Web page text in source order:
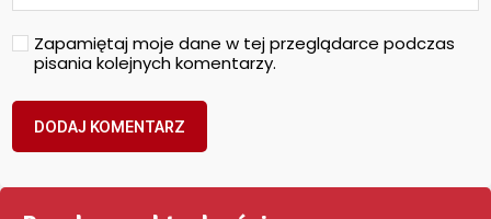
Zapamiętaj moje dane w tej przeglądarce podczas
pisania kolejnych komentarzy.